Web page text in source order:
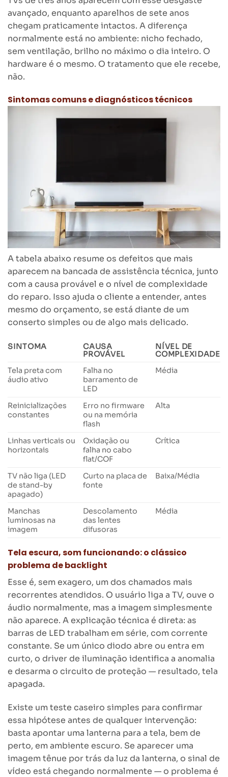
avançado, enquanto aparelhos de sete anos
chegam praticamente intactos. A diferença
normalmente está no ambiente: nicho fechado,
sem ventilação, brilho no máximo o dia inteiro. O
hardware é o mesmo. O tratamento que ele recebe,
não.
Sintomas comuns e diagnósticos técnicos
A tabela abaixo resume os defeitos que mais
aparecem na bancada de assistência técnica, junto
com a causa provável e o nível de complexidade
do reparo. Isso ajuda o cliente a entender, antes
mesmo do orçamento, se está diante de um
conserto simples ou de algo mais delicado.
SINTOMA
CAUSA
PROVÁVEL
NÍVEL DE
COMPLEXIDADE
Tela preta com
áudio ativo
Falha no
barramento de
LED
Média
Reinicializações
constantes
Erro no firmware
ou na memória
flash
Alta
Linhas verticais ou
horizontais
Oxidação ou
falha no cabo
flat/COF
Crítica
TV não liga (LED
de stand-by
apagado)
Curto na placa de
fonte
Baixa/Média
Manchas
luminosas na
imagem
Descolamento
das lentes
difusoras
Média
Tela escura, som funcionando: o clássico
problema de backlight
Esse é, sem exagero, um dos chamados mais
recorrentes atendidos. O usuário liga a TV, ouve o
áudio normalmente, mas a imagem simplesmente
não aparece. A explicação técnica é direta: as
barras de LED trabalham em série, com corrente
constante. Se um único diodo abre ou entra em
curto, o driver de iluminação identifica a anomalia
e desarma o circuito de proteção — resultado, tela
apagada.
Existe um teste caseiro simples para confirmar
essa hipótese antes de qualquer intervenção:
basta apontar uma lanterna para a tela, bem de
perto, em ambiente escuro. Se aparecer uma
imagem tênue por trás da luz da lanterna, o sinal de
vídeo está chegando normalmente — o problema é